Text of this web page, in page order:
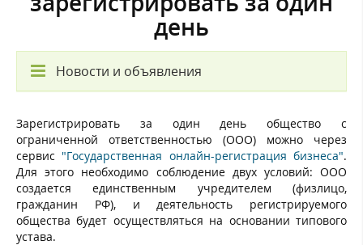
день
Новости и объявления
Зарегистрировать за один день общество с
ограниченной ответственностью (ООО) можно через
сервис "Государственная онлайн-регистрация бизнеса".
Для этого необходимо соблюдение двух условий: ООО
создается единственным учредителем (физлицо,
гражданин РФ), и деятельность регистрируемого
общества будет осуществляться на основании типового
устава.